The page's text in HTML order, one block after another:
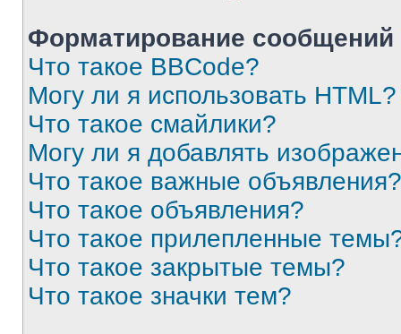
Форматирование
Что такое BBCode?
Могу ли я использовать HTML?
Что такое смайлики?
Могу ли я добавлять
Что такое важные объявления?
Что такое объявления?
Что такое прилепленные
Что такое закрытые темы?
Что такое значки тем?